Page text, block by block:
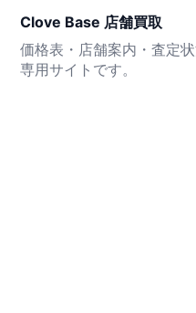
Clove Base 店舗買取
価格表・店舗案内・査定
専用サイトです。